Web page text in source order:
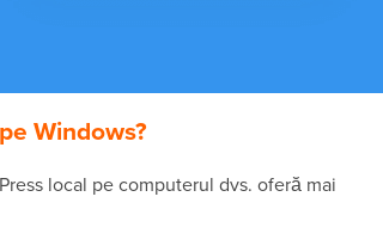
Windows?
local pe computerul dvs. oferă mai